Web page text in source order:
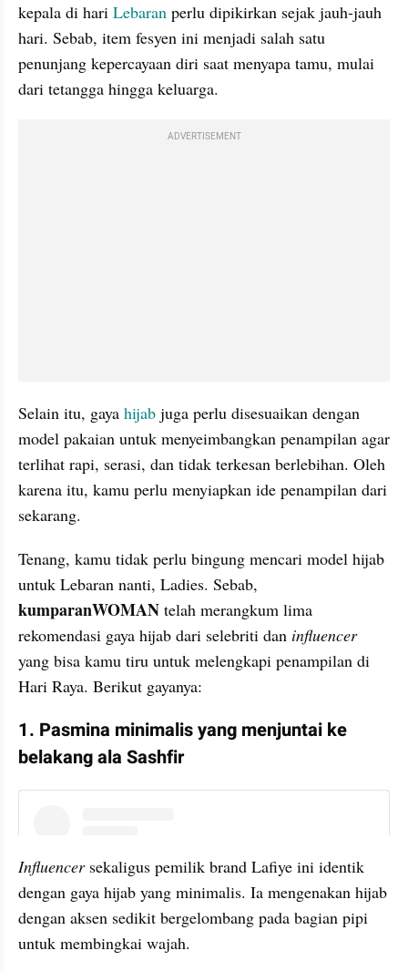
kepala di hari Lebaran perlu dipikirkan sejak jauh-jauh
hari. Sebab, item fesyen ini menjadi salah satu
penunjang kepercayaan diri saat menyapa tamu, mulai
dari tetangga hingga keluarga.
ADVERTISEMENT
Selain itu, gaya hijab juga perlu disesuaikan dengan
model pakaian untuk menyeimbangkan penampilan agar
terlihat rapi, serasi, dan tidak terkesan berlebihan. Oleh
karena itu, kamu perlu menyiapkan ide penampilan dari
sekarang.
Tenang, kamu tidak perlu bingung mencari model hijab
kumparanWOMAN telah merangkum lima
rekomendasi gaya hijab dari selebriti dan
influencer
yang bisa kamu tiru untuk melengkapi penampilan di
Hari Raya. Berikut gayanya:
1. Pasmina minimalis yang menjuntai ke
belakang ala Sashfir
Influencer sekaligus pemilik brand Lafiye ini identik
dengan gaya hijab yang minimalis. Ia mengenakan hijab
dengan aksen sedikit bergelombang pada bagian pipi
untuk membingkai wajah.